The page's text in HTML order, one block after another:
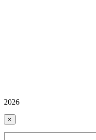
2026
×